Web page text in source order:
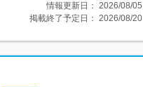
情報更新日： 2026/08/05
掲載終了予定日： 2026/08/20